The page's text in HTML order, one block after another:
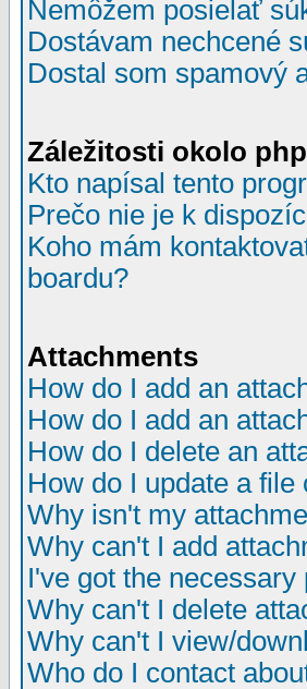
Nemôžem posielať
Dostávam nechcené
Dostal som spamový
Záležitosti okolo
Kto napísal tento
Prečo nie je k
Koho mám
boardu?
Attachments
How do I add an
How do I add an
How do I delete an
How do I update a file
Why isn't my
Why can't I add
I've got the
Why can't I delete
Why can't I view/
Who do I contact